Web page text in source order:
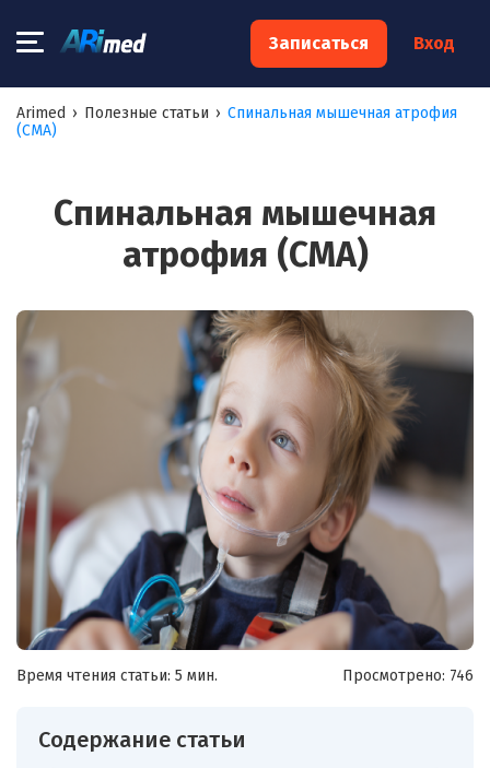
Записаться Вход
Arimed › Полезные статьи › Спинальная мышечная атрофия
(СМА)
Спинальная мышечная
атрофия (СМА)
Время чтения статьи: 5 мин. Просмотрено: 746
Содержание статьи
×
Запишитесь на консультацию к
Ваш телефон:*
Ваш e-mail:*
Я согласен на обработку моих персональных данных